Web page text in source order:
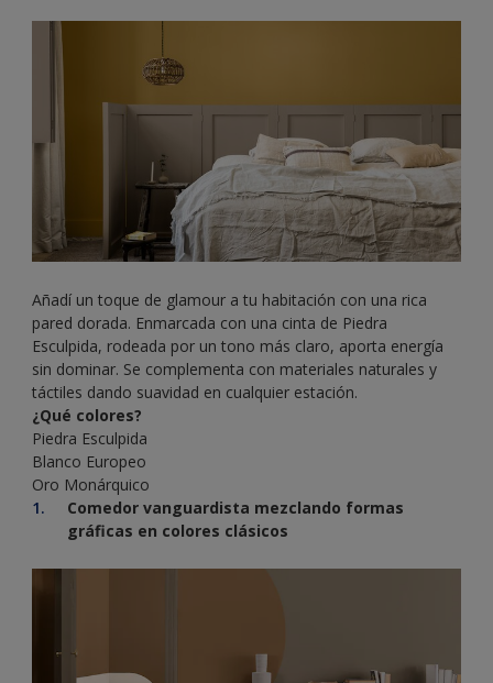
Añadí un toque de glamour a tu habitación con una rica
pared dorada. Enmarcada con una cinta de Piedra
Esculpida, rodeada por un tono más claro, aporta energía
sin dominar. Se complementa con materiales naturales y
táctiles dando suavidad en cualquier estación.
¿Qué colores?
Piedra Esculpida
Blanco Europeo
Oro Monárquico
Comedor vanguardista mezclando formas
gráficas en colores clásicos